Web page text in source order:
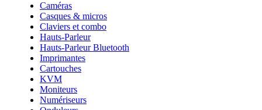
Caméras
Casques & micros
Claviers et combo
Hauts-Parleur
Hauts-Parleur Bluetooth
Imprimantes
Cartouches
KVM
Moniteurs
Numériseurs